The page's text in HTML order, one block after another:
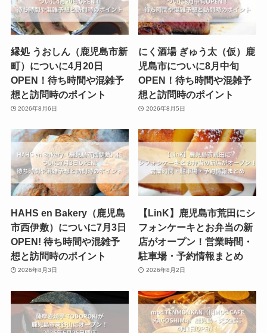
縁処 うおしん（鹿児島市新
町）についに4月20日
OPEN！待ち時間や混雑予
想と訪問時のポイント
2026年8月6日
にく酒場 ぎゅう太（仮）鹿
児島市についに8月中旬
OPEN！待ち時間や混雑予
想と訪問時のポイント
2026年8月5日
HAHS en Bakery（鹿児島
市西伊敷）についに7月3日
OPEN! 待ち時間や混雑予
想と訪問時のポイント
2026年8月3日
【LinK】鹿児島市荒田にシ
フォンケーキとお弁当の新
店がオープン！営業時間・
駐車場・予約情報まとめ
2026年8月2日